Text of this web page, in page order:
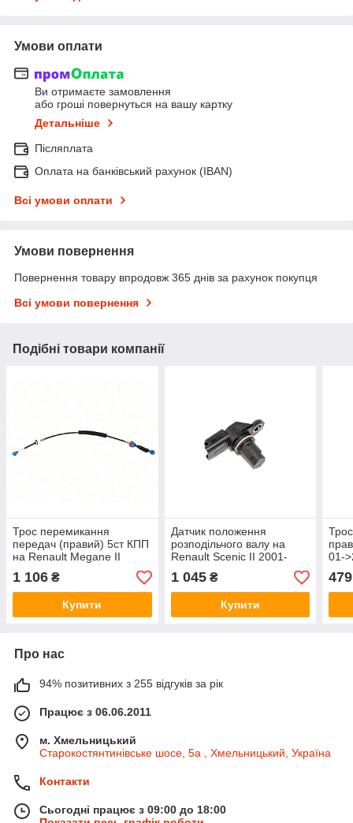
Умови оплати
Ви отримаєте замовлення
або гроші повернуться на вашу картку
Детальніше
Післяплата
Оплата на банківський рахунок (IBAN)
Всі умови оплати
Умови повернення
Повернення товару впродовж 365 днів за рахунок покупця
Всі умови повернення
Подібні товари компанії
Трос перемикання
передач (правий) 5ст КПП
на Renault Megane II
2001->2009 - GOODREM -
RM4346
1 106 ₴
Купити
Датчик положення
розподільчого валу на
Renault Scenic II 2001-
93198004
1 045₴
Купити
01-
479
Про нас
94% позитивних з 255 відгуків за рік
Працює з 06.06.2011
м. Хмельницький
Старокостянтинівське шосе, 5а , Хмельницький, Україна
Контакти
Сьогодні працює з 09:00 до 18:00